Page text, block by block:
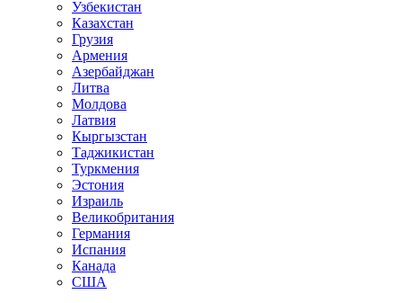
Узбекистан
Казахстан
Грузия
Армения
Азербайджан
Литва
Молдова
Латвия
Кыргызстан
Таджикистан
Туркмения
Эстония
Израиль
Великобритания
Германия
Испания
Канада
США